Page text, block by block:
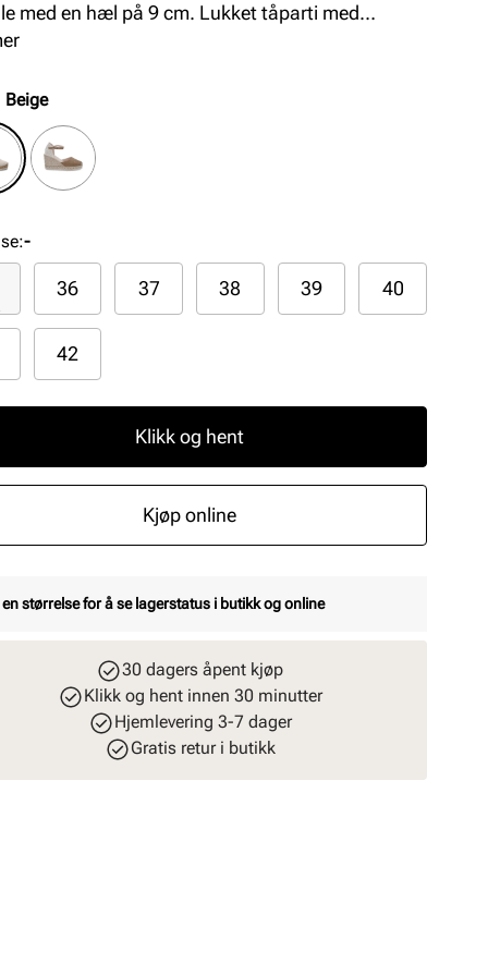
med en hæl på 9 cm. Lukket tåparti med
reim rundt ankelen, noe som gjør skoen stabil
i Spania med premium materialer.
Beige
:-
36 37 38 39 40
42
Klikk og hent
Kjøp online
størrelse for å se lagerstatus i butikk og online
30 dagers åpent kjøp
Klikk og hent innen 30 minutter
Hjemlevering 3-7 dager
Gratis retur i butikk